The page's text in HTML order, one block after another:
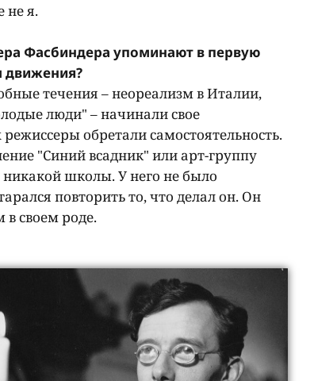
не я.
Фасбиндера упоминают в первую
движения?
течения – неореализм в Италии,
люди" – начинали свое
обретали самостоятельность.
"Синий всадник" или арт-группу
никакой школы. У него не было
повторить то, что делал он. Он
своем роде.